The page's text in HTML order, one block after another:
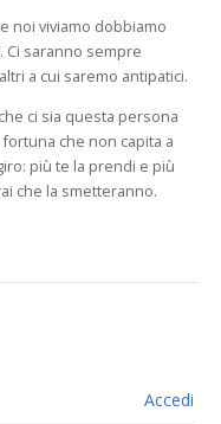
noi viviamo dobbiamo
Ci saranno sempre
a cui saremo antipatici.
ci sia questa persona
che non capita a
più te la prendi e più
che la smetteranno.
Accedi